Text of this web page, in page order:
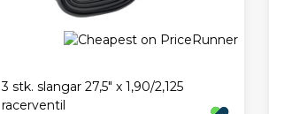
3 stk. slangar 27,5" x 1,90/2,125
racerventil